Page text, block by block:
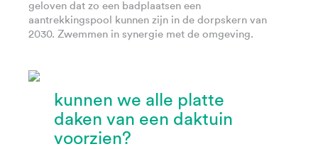
geloven dat zo een badplaatsen een
aantrekkingspool kunnen zijn in de dorpskern van
2030. Zwemmen in synergie met de omgeving.
kunnen we alle platte
daken van een daktuin
voorzien?